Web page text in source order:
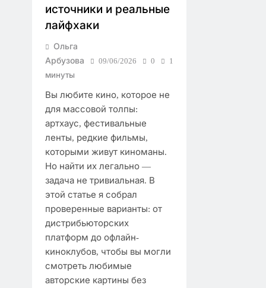
источники и реальные
лайфхаки
Ольга
Арбузова
09/06/2026 0
1
минуты
Вы любите кино, которое не
для массовой толпы:
артхаус, фестивальные
ленты, редкие фильмы,
которыми живут киноманы.
Но найти их легально —
задача не тривиальная. В
этой статье я собрал
проверенные варианты: от
дистрибьюторских
платформ до офлайн-
киноклубов, чтобы вы могли
смотреть любимые
авторские картины без